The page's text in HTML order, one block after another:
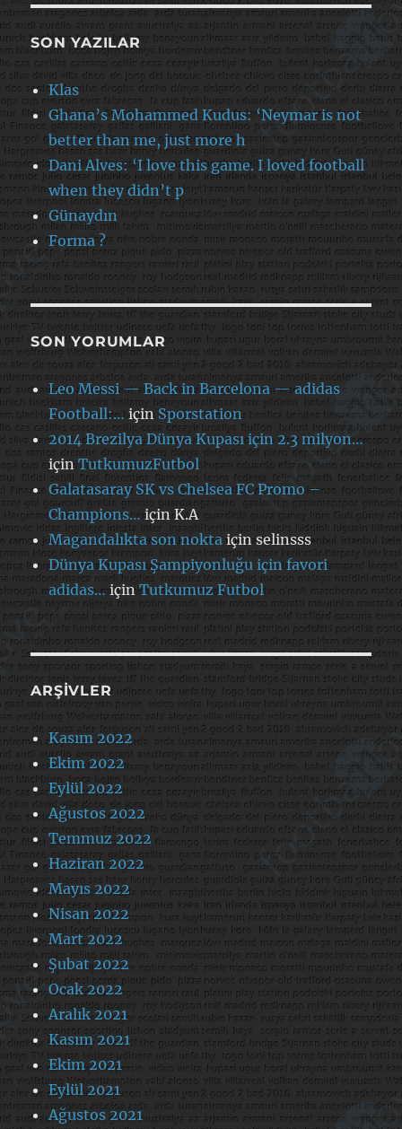
SON YAZILAR
Klas
Ghana’s Mohammed Kudus: ‘Neymar is not
better than me, just more h
Dani Alves: ‘I love this game. I loved football
when they didn’t p
Günaydın
Forma ?
SON YORUMLAR
Leo Messi — Back in Barcelona — adidas
Football:…için Sporstation
2014 Brezilya Dünya Kupası için 2.3 milyon…
içinTutkumuzFutbol
Galatasaray SK vs Chelsea FC Promo –
Champions…içinK.A
Magandalıkta son nokta içinselinsss
Dünya Kupası Şampiyonluğu için favori
adidas…içinTutkumuz Futbol
ARŞIVLER
Kasım 2022
Ekim 2022
Eylül 2022
Ağustos 2022
Temmuz 2022
Haziran 2022
Mayıs 2022
Nisan 2022
Mart 2022
Şubat 2022
Ocak 2022
Aralık 2021
Kasım 2021
Ekim 2021
Eylül 2021
Ağustos 2021